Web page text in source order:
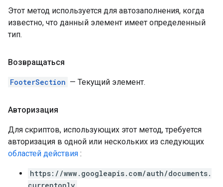
Этот метод используется для автозаполнения, когда
известно, что данный элемент имеет определенный
тип.
Возвращаться
FooterSection — Текущий элемент.
Авторизация
Для скриптов, использующих этот метод, требуется
авторизация в одной или нескольких из следующих
областей действия :
https://www.googleapis.com/auth/documents.